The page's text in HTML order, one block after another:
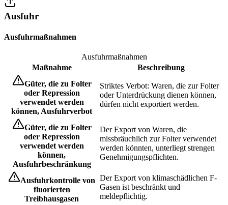
Ausfuhr
Ausfuhrmaßnahmen
Ausfuhrmaßnahmen
Maßnahme
Beschreibung
Güter, die zu Folter
oder Repression
verwendet werden
können, Ausfuhrverbot
Striktes Verbot: Waren, die zur Folter
oder Unterdrückung dienen können,
dürfen nicht exportiert werden.
Güter, die zu Folter
oder Repression
verwendet werden
können,
Ausfuhrbeschränkung
Der Export von Waren, die
missbräuchlich zur Folter verwendet
werden könnten, unterliegt strengen
Genehmigungspflichten.
Ausfuhrkontrolle von
fluorierten
Treibhausgasen
Der Export von klimaschädlichen F-
Gasen ist beschränkt und
meldepflichtig.